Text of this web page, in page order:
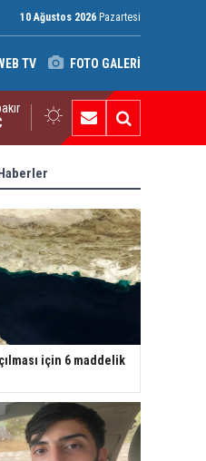
10 Ağustos 2026 Pazartesi
TV FOTO GALERİ
maddelik şart
için 6 maddelik